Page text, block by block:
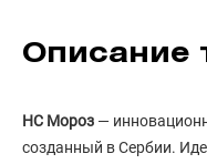
Описание
НС Мороз —
созданный в Сербии.